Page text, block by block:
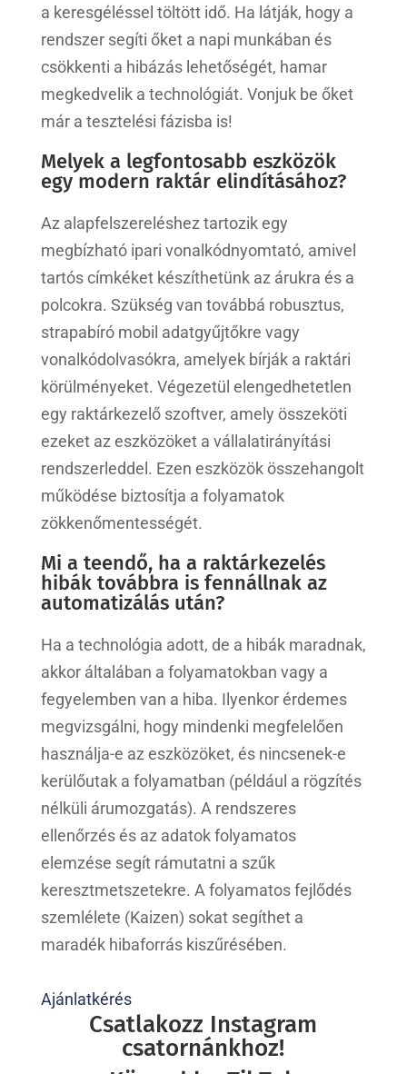
a keresgéléssel töltött idő. Ha látják, hogy a
rendszer segíti őket a napi munkában és
csökkenti a hibázás lehetőségét, hamar
megkedvelik a technológiát. Vonjuk be őket
már a tesztelési fázisba is!
Melyek a legfontosabb eszközök
egy modern raktár elindításához?
Az alapfelszereléshez tartozik egy
megbízható ipari vonalkódnyomtató, amivel
tartós címkéket készíthetünk az árukra és a
polcokra. Szükség van továbbá robusztus,
strapabíró mobil adatgyűjtőkre vagy
vonalkódolvasókra, amelyek bírják a raktári
körülményeket. Végezetül elengedhetetlen
egy raktárkezelő szoftver, amely összeköti
ezeket az eszközöket a vállalatirányítási
rendszerleddel. Ezen eszközök összehangolt
működése biztosítja a folyamatok
zökkenőmentességét.
Mi a teendő, ha a raktárkezelés
hibák továbbra is fennállnak az
automatizálás után?
Ha a technológia adott, de a hibák maradnak,
akkor általában a folyamatokban vagy a
fegyelemben van a hiba. Ilyenkor érdemes
megvizsgálni, hogy mindenki megfelelően
használja-e az eszközöket, és nincsenek-e
kerülőutak a folyamatban (például a rögzítés
nélküli árumozgatás). A rendszeres
ellenőrzés és az adatok folyamatos
elemzése segít rámutatni a szűk
keresztmetszetekre. A folyamatos fejlődés
szemlélete (Kaizen) sokat segíthet a
maradék hibaforrás kiszűrésében.
Ajánlatkérés
Csatlakozz Instagram
csatornánkhoz!